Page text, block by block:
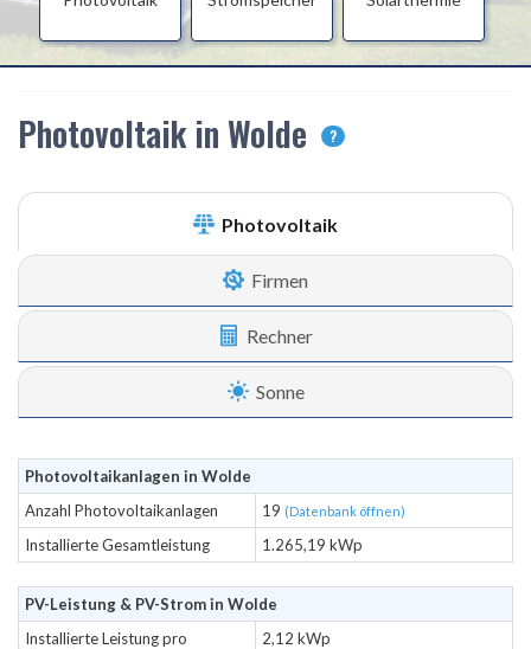
Photovoltaik in Wolde ?
Photovoltaik
Firmen
Rechner
Sonne
Photovoltaikanlagen in Wolde
Anzahl Photovoltaikanlagen
19 (Datenbank öffnen)
Installierte Gesamtleistung 1.265,19 kWp
PV-Leistung & PV-Strom in Wolde
Installierte Leistung pro
2,12 kWp